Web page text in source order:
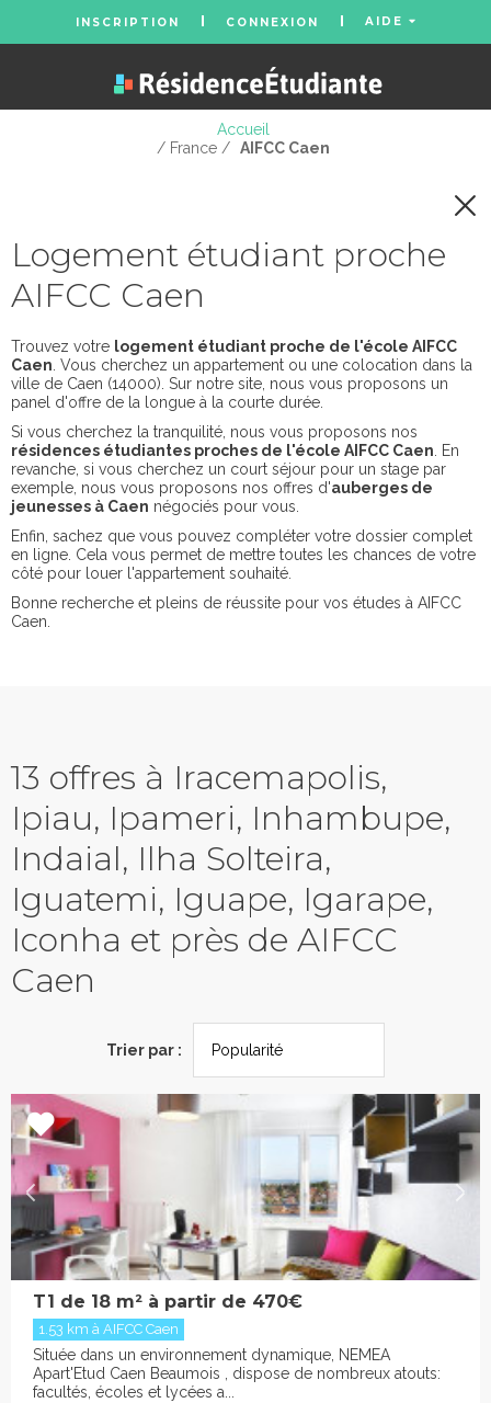
INSCRIPTION CONNEXION AIDE
Accueil
/ France / AIFCC Caen
Logement étudiant proche
AIFCC Caen
Trouvez votre logement étudiant proche de l'école AIFCC
Caen . Vous cherchez un appartement ou une colocation dans la
ville de Caen (14000). Sur notre site, nous vous proposons un
panel d'offre de la longue à la courte durée.
Si vous cherchez la tranquilité, nous vous proposons nos
résidences étudiantes proches de l'école AIFCC Caen . En
revanche, si vous cherchez un court séjour pour un stage par
exemple, nous vous proposons nos offres d'auberges de
jeunesses à Caen négociés pour vous.
Enfin, sachez que vous pouvez compléter votre dossier complet
en ligne. Cela vous permet de mettre toutes les chances de votre
côté pour louer l'appartement souhaité.
Bonne recherche et pleins de réussite pour vos études à AIFCC
Caen.
13 offres à Iracemapolis,
Ipiau, Ipameri, Inhambupe,
Indaial, Ilha Solteira,
Iguatemi, Iguape, Igarape,
Iconha et près de AIFCC
Caen
Trier par :
T1 de 18 m² à partir de 470€
1.53 km à AIFCC Caen
Située dans un environnement dynamique, NEMEA
Apart'Etud Caen Beaumois , dispose de nombreux atouts:
facultés, écoles et lycées a...